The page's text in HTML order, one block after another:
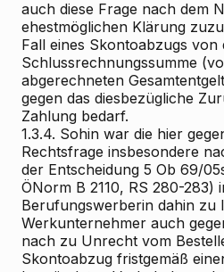
auch diese Frage nach dem
ehestmöglichen Klärung
Fall eines Skontoabzugs von
Schlussrechnungssumme
abgerechneten
gegen das diesbezügliche
Zahlung bedarf.
1.3.4. Sohin war die hier
Rechtsfrage insbesondere
der Entscheidung 5 Ob 69/
ÖNorm B 2110, RS 280-283)
Berufungswerberin dahin zu
Werkunternehmer auch
nach zu Unrecht vom
Skontoabzug fristgemäß